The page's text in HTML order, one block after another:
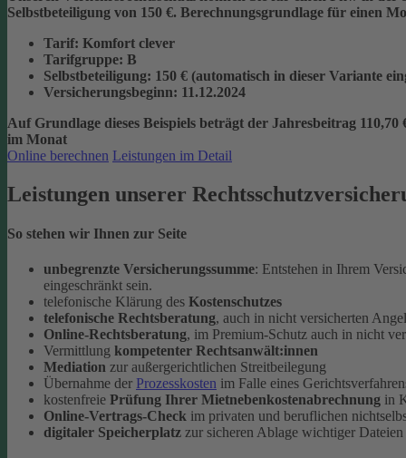
Selbstbeteiligung von 150 €. Berechnungsgrundlage für einen
Tarif: Komfort clever
Tarifgruppe: B
Selbstbeteiligung: 150 € (automatisch in dieser Variante
Versicherungsbeginn: 11.12.2024
Auf Grundlage dieses Beispiels beträgt der Jahresbeitrag 110,70
im Monat
Online berechnen Leistungen im Detail
Leistungen unserer
So stehen wir Ihnen zur Seite
unbegrenzte Versicherungssumme: Entstehen in Ihrem
eingeschränkt sein.
telefonische Klärung des Kostenschutzes
telefonische Rechtsberatung, auch in nicht versicherten
Online-Rechtsberatung, im Premium-Schutz auch in nicht
Vermittlung kompetenter Rechtsanwält:innen
Mediation zur außergerichtlichen Streitbeilegung
Übernahme der Prozesskosten im Falle eines
kostenfreie Prüfung Ihrer Mietnebenkostenabrechnung in
Online-Vertrags-Check im privaten und beruflichen
digitaler Speicherplatz zur sicheren Ablage wichtiger